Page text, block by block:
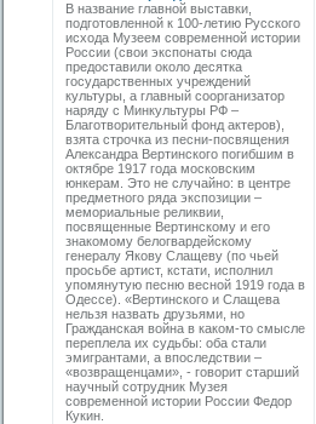
В название главной выставки,
подготовленной к 100-летию Русского
исхода Музеем современной истории
России (свои экспонаты сюда
предоставили около десятка
государственных учреждений
культуры, а главный соорганизатор
наряду с Минкультуры РФ –
Благотворительный фонд актеров),
взята строчка из песни-посвящения
Александра Вертинского погибшим в
октябре 1917 года московским
юнкерам. Это не случайно: в центре
предметного ряда экспозиции –
мемориальные реликвии,
посвященные Вертинскому и его
знакомому белогвардейскому
генералу Якову Слащеву (по чьей
просьбе артист, кстати, исполнил
упомянутую песню весной 1919 года в
Одессе). «Вертинского и Слащева
нельзя назвать друзьями, но
Гражданская война в каком-то смысле
переплела их судьбы: оба стали
эмигрантами, а впоследствии –
«возвращенцами», - говорит старший
научный сотрудник Музея
современной истории России Федор
Кукин.